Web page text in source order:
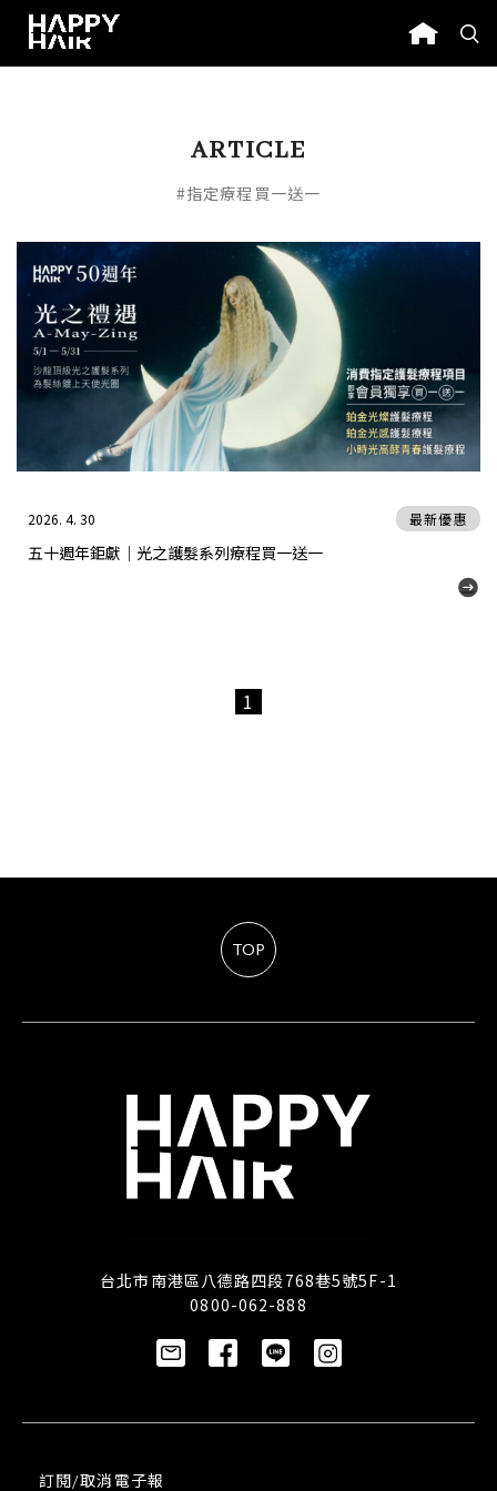
ARTICLE
#指定療程買一送一
2026. 4. 30
五十週年鉅獻｜光之護髮系列療程買一送一
最新優惠
1
TOP
台北市南港區八德路四段768巷5號5F-1
0800-062-888
訂閱/取消電子報